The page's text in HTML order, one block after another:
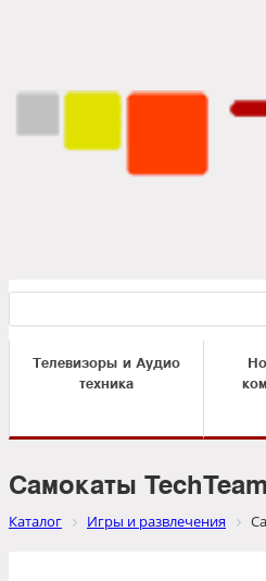
Телевизоры и Аудио
техника
Самокаты
Каталог Игры и развлечения